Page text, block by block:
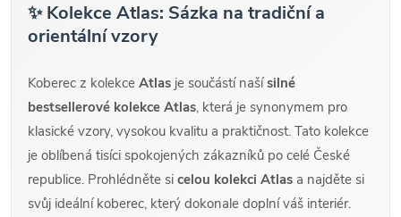
✨ Kolekce Atlas: Sázka na tradiční a
orientální vzory
Koberec z kolekce Atlas je součástí našísilné
bestsellerové kolekce Atlas, která je synonymem pro
klasické vzory, vysokou kvalitu a praktičnost. Tato kolekce
je oblíbená tisíci spokojených zákazníků po celé České
republice. Prohlédněte si celou kolekci Atlas a najděte si
svůj ideální koberec, který dokonale doplní váš interiér.